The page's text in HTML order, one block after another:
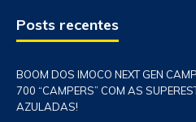
Posts recentes
BOOM DOS IMOCO NEXT GEN
700 “CAMPERS” COM AS
AZULADAS!